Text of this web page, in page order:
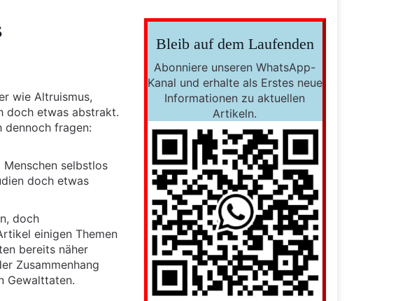
wie Altruismus,
doch etwas abstrakt.
dennoch fragen:
selbstlos
doch etwas
doch
einigen Themen
bereits näher
Zusammenhang
Gewalttaten.
Bleib auf dem Laufenden
Abonniere unseren WhatsApp-
Kanal und erhalte als Erstes neue
Informationen zu aktuellen
Artikeln.